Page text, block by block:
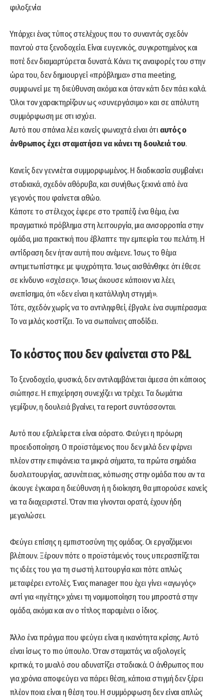
φιλοξενία
Υπάρχει ένας τύπος στελέχους που το συναντάς σχεδόν
παντού στα ξενοδοχεία. Είναι ευγενικός, συγκροτημένος και
ποτέ δεν διαμαρτύρεται δυνατά. Κάνει τις αναφορές του στην
ώρα του, δεν δημιουργεί «πρόβλημα» στια meeting,
συμφωνεί με τη διεύθυνση ακόμα και όταν κάτι δεν πάει καλά.
Όλοι τον χαρακτηρίζουν ως «συνεργάσιμο» και σε απόλυτη
συμμόρφωση με οτι ισχύει.
Αυτό που σπάνια λέει κανείς φωναχτά είναι ότι αυτός ο
άνθρωπος έχει σταματήσει να κάνει τη δουλειά του.
Κανείς δεν γεννιέται συμμορφωμένος. Η διαδικασία συμβαίνει
σταδιακά, σχεδόν αθόρυβα, και συνήθως ξεκινά από ένα
γεγονός που φαίνεται αθώο.
Κάποτε το στέλεχος έφερε στο τραπέζι ένα θέμα, ένα
πραγματικό πρόβλημα στη λειτουργία, μια ανισορροπία στην
ομάδα, μια πρακτική που έβλαπτε την εμπειρία του πελάτη. Η
αντίδραση δεν ήταν αυτή που ανέμενε. Ίσως το θέμα
αντιμετωπίστηκε με ψυχρότητα. Ίσως αισθάνθηκε ότι έθεσε
σε κίνδυνο «σχέσεις». Ίσως άκουσε κάποιον να λέει,
ανεπίσημα, ότι «δεν είναι η κατάλληλη στιγμή».
Τότε, σχεδόν χωρίς να το αντιληφθεί, έβγαλε ένα συμπέρασμα:
Το να μιλάς κοστίζει. Το να σωπαίνεις αποδίδει.
Το κόστος που δεν φαίνεται στο P&L
Το ξενοδοχείο, φυσικά, δεν αντιλαμβάνεται άμεσα ότι κάποιος
σιώπησε. Η επιχείρηση συνεχίζει να τρέχει. Τα δωμάτια
γεμίζουν, η δουλειά βγαίνει, τα report συντάσσονται.
Αυτό που εξαλείφεται είναι αόρατο. Φεύγει η πρόωρη
προειδοποίηση. Ο προϊστάμενος που δεν μιλά δεν φέρνει
πλέον στην επιφάνεια τα μικρά σήματα, τα πρώτα σημάδια
δυσλειτουργίας, ασυνέπειας, κόπωσης στην ομάδα που αν τα
άκουγε έγκαιρα η διεύθυνση ή η διοίκηση, θα μπορούσε κανείς
να τα διαχειριστεί. Όταν πια γίνονται ορατά, έχουν ήδη
μεγαλώσει.
Φεύγει επίσης η εμπιστοσύνη της ομάδας. Οι εργαζόμενοι
βλέπουν. Ξέρουν πότε ο προϊστάμενός τους υπερασπίζεται
τις ιδέες του για τη σωστή λειτουργία και πότε απλώς
μεταφέρει εντολές. Ένας manager που έχει γίνει «αγωγός»
αντί για «ηγέτης» χάνει τη νομιμοποίηση του μπροστά στην
ομάδα, ακόμα και αν ο τίτλος παραμένει ο ίδιος.
Άλλο ένα πράγμα που φεύγει είναι η ικανότητα κρίσης. Αυτό
είναι ίσως το πιο ύπουλο. Όταν σταματάς να αξιολογείς
κριτικά, το μυαλό σου αδυνατίζει σταδιακά. Ο άνθρωπος που
για χρόνια αποφεύγει να πάρει θέση, κάποια στιγμή δεν ξέρει
πλέον ποια είναι η θέση του. Η συμμόρφωση δεν είναι απλώς